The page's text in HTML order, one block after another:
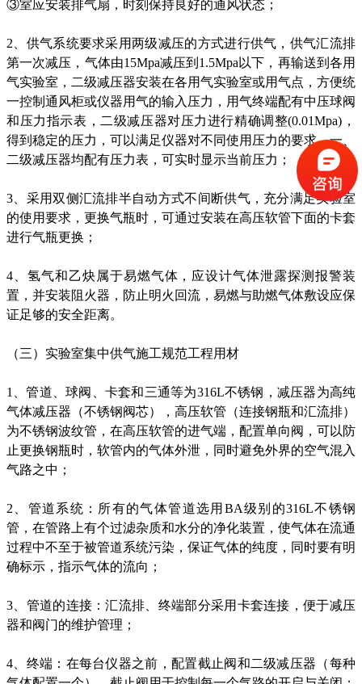
③室应安装排气扇，时刻保持良好的通风状态；
2、供气系统要求采用两级减压的方式进行供气，供气汇流排
第一次减压，气体由15Mpa减压到1.5Mpa以下，再输送到各用
气实验室，二级减压器安装在各用气实验室或用气点，方便统
一控制通风柜或仪器用气的输入压力，用气终端配有中压球阀
和压力指示表，二级减压器对压力进行精确调整(0.01Mpa)，
得到稳定的压力，可以满足仪器对不同使用压力的要求，一、
二级减压器均配有压力表，可实时显示当前压力；
3、采用双侧汇流排半自动方式不间断供气，充分满足实验室
的使用要求，更换气瓶时，可通过安装在高压软管下面的卡套
进行气瓶更换；
4、氢气和乙炔属于易燃气体，应设计气体泄露探测报警装
置，并安装阻火器，防止明火回流，易燃与助燃气体敷设应保
证足够的安全距离。
（三）实验室集中供气施工规范工程用材
1、管道、球阀、卡套和三通等为316L不锈钢，减压器为高纯
气体减压器（不锈钢阀芯），高压软管（连接钢瓶和汇流排）
为不锈钢波纹管，在高压软管的进气端，配置单向阀，可以防
止更换钢瓶时，软管内的气体外泄，同时避免外界的空气混入
气路之中；
2、管道系统：所有的气体管道选用BA级别的316L不锈钢
管，在管路上有个过滤杂质和水分的净化装置，使气体在流通
过程中不至于被管道系统污染，保证气体的纯度，同时要有明
确标示，指示气体的流向；
3、管道的连接：汇流排、终端部分采用卡套连接，便于减压
器和阀门的维护管理；
4、终端：在每台仪器之前，配置截止阀和二级减压器（每种